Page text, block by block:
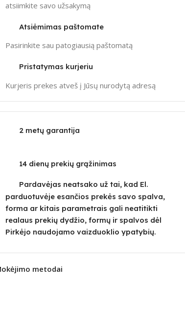
atsiimkite savo užsakymą
Atsiėmimas paštomate
Pasirinkite sau patogiausią paštomatą
Pristatymas kurjeriu
Kurjeris prekes atveš į Jūsų nurodytą adresą
2 metų garantija
14 dienų prekių grąžinimas
Pardavėjas neatsako už tai, kad El.
parduotuvėje esančios prekės savo spalva,
forma ar kitais parametrais gali neatitikti
realaus prekių dydžio, formų ir spalvos dėl
Pirkėjo naudojamo vaizduoklio ypatybių.
metodai